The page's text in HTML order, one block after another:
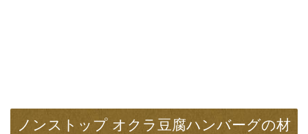
ノンストップ オクラ豆腐ハンバーグの材